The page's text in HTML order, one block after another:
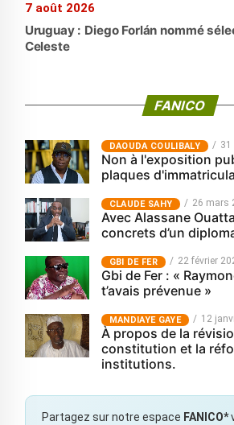
7 août 2026
Uruguay : Diego Forlán nommé
Celeste
FANICO
‎DAOUDA COULIBALY 31
Non à l'exposition
plaques
CLAUDE SAHY 26 mars
Avec Alassane
concrets d’un
GBI DE FER 22 février
Gbi de Fer : «
t’avais prévenue »
MANDIAYE GAYE 12
À propos de la
constitution et la
institutions.
Partagez sur notre espace FANICO*